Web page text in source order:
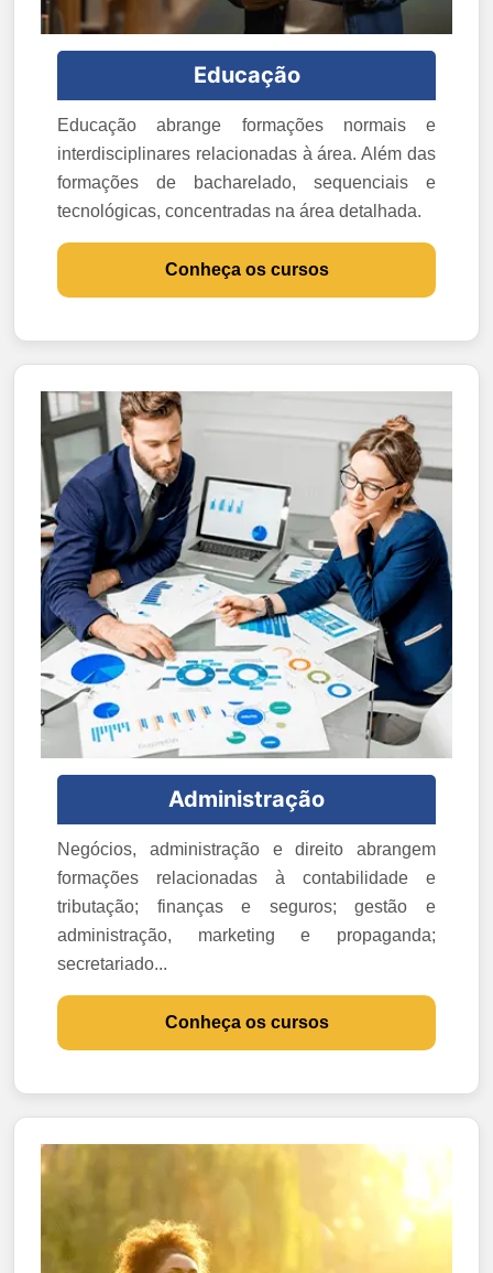
Educação
Educação abrange formações normais e
interdisciplinares relacionadas à área. Além das
formações de bacharelado, sequenciais e
tecnológicas, concentradas na área detalhada.
Conheça os cursos
Administração
Negócios, administração e direito abrangem
formações relacionadas à contabilidade e
tributação; finanças e seguros; gestão e
administração, marketing e propaganda;
secretariado...
Conheça os cursos